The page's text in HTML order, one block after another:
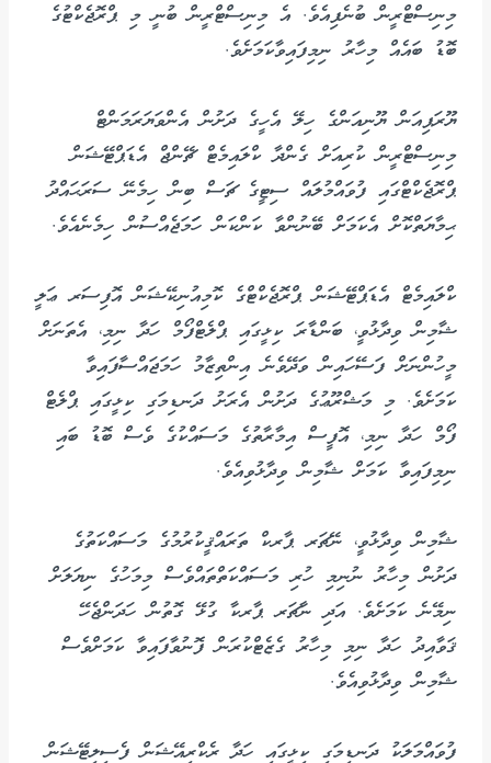
މިނިސްޓްރީން ބުނެފިއެވެ. އެ މިނިސްޓްރީން ބުނީ މި ޕްރޮޖެކްޓުގެ
ބޮޑު ބައެއް މިހާރު ނިމިފައިވާކަމަށެވެ.
ޔޫރަޕިއަން ޔޫނިއަންގެ ހިލޭ އެހީގެ ދަށުން އެންވަޔަރަމަންޓް
މިނިސްޓްރީން ކުރިއަށް ގެންދާ ކްލައިމެޓް ޗޭންޖް އެޑަޕްޓޭޝަން
ޕްރޮޖެކްޓްގައި ފުވައްމުލައް ސިޓީގެ ޗަސް ބިން ހިމެނޭ ސަރަޙައްދު
ޙިމާޔަތްކޮށް އެކަމަށް ބޭނުންވާ ކަންކަން ހަަމަޖެއްސުން ހިމެނެއެވެ.
ކްލައިމެޓް އެޑަޕްޓޭޝަން ޕްރޮޖެކްޓްގެ ކޮމިއުނިކޭޝަން އޮފިސަރ ޢަލީ
ޝާމިން ވިދާޅުވީ، ބަންޑާރަ ކިޅީގައި ޕްލެޓްފޯމް ހަދާ ނިމި، އެތަނަށް
މީހުންނަށް ފަސޭހައިން ވަދޭވެނެ އިންތިޒާމު ހަމަޖައްސާފައިވާ
ކަމަށެވެ. މި މަޝްރޫޢުގެ ދަށުން އެރަށު ދަނޑިމަގި ކިޅީގައި ޕްލެޓް
ފޯމް ހަދާ ނިމި، އޮފީސް އިމާރާތުގެ މަސައްކުގެ ވެސް ބޮޑު ބައި
ނިމިފައިވާ ކަމަށް ޝާމިން ވިދާޅުވިއެވެ.
ޝާމިން ވިދާޅުވީ، ނޭޗަރ ޕާރކް ތަރައްޤީކުރުމުގެ މަސައްކަތުގެ
ދަށުން މިހާރު ނުނިމި ހުރި މަސައްކަތްތައްވެސް މިމަހުގެ ނިޔަލަށް
ނިމޭނެ ކަމަށެވެ. އަދި ނާޗަރ ޕާރކާ ގުޅޭ ގޮތުން ހަދަންޖެހޭ
ޤަވާއިދު ހަދާ ނިމި މިހާރު ގެޒެޓްކުރަން ފޮނުވާފައިވާ ކަމަށްވެސް
ޝާމިން ވިދާޅުވިއެވެ.
ފުވައްމަލަކު ދަނޑިމަގި ކިޅީގައި ހަދާ ރެކްރިއޭޝަން ފެސިލިޓޭޝަން